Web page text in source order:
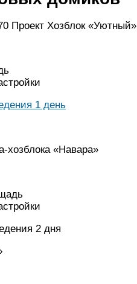
Проект Хозблок «Уютный»
1 день
хозблока «Навара»
2 дня